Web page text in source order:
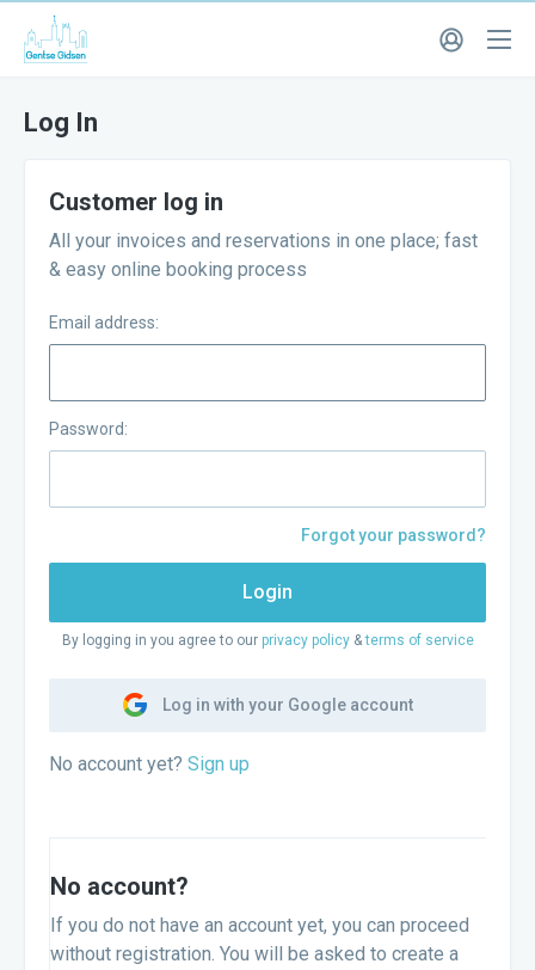
Log In
Customer log in
All your invoices and reservations in one place; fast
& easy online booking process
Email address:
Password:
Forgot your password?
Login
By logging in you agree to our privacy policy&terms of service
Log in with your Google account
No account yet? Sign up
No account?
If you do not have an account yet, you can proceed
without registration. You will be asked to create a